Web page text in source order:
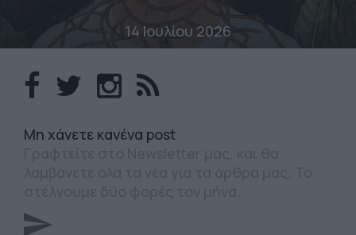
14 Ιουλίου 2026
Mη χάνετε κανένα post